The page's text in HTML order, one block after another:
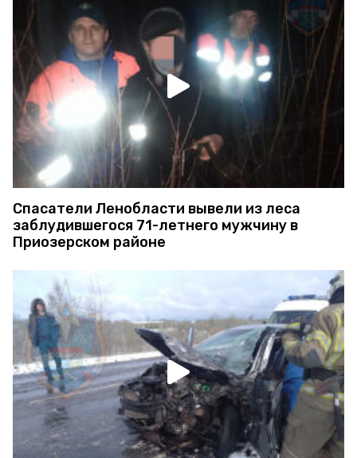
Спасатели Ленобласти вывели из леса
заблудившегося 71-летнего мужчину в
Приозерском районе